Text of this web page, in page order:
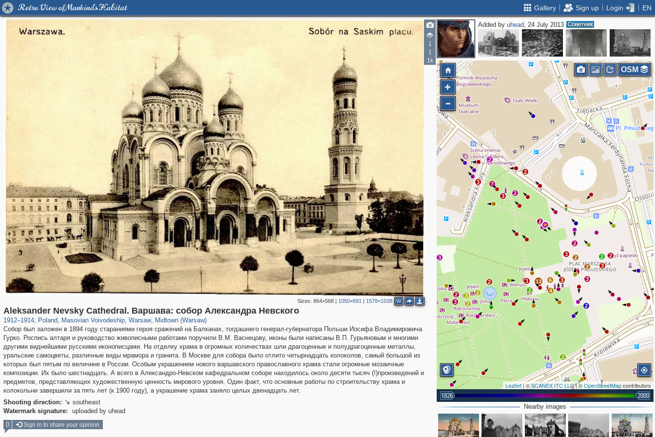
Retro View of Mankind's Habitat Gallery Sign up Login EN
1
1
1k
Sizes: 864×568| 1050×691 | 1578×1038 W
Aleksander Nevsky Cathedral. Варшава: собор Александра Невского
1912–1914, Poland
15,503 342
, Masovian Voivodeship
4,271 88
, Warsaw
3,816 80
, Midtown (Warsaw)
3,017 66
Собор был заложен в 1894 году стараниями героя сражений на Балканах, тогдашнего генерал-губернатора Польши Иосифа Владимировича
Гурко. Роспись алтаря и руководство живописными работами поручили В.М. Васнецову, иконы были написаны В.П. Гурьяновым и многими
другими виднейшими русскими иконописцами. На отделку храма в огромных количествах шли драгоценные и полудрагоценные металлы,
уральские самоцветы, различные виды мрамора и гранита. В Москве для собора было отлито четырнадцать колоколов, самый большой из
которых был пятым по величине в России. Особым украшением нового варшавского православного храма стали огромные мозаичные
композиции. Их было шестнадцать. А всего в Александро-Невском кафедральном соборе находилось около десяти тысяч (!)произведений и
предметов, представляющих художественную ценность мирового уровня. Один факт, что основные работы по строительству храма и
колокольни завершили за пять лет (к 1900 году), а украшение храма заняло целых двенадцать лет.
Shooting direction:  southeast
Watermark signature:
uploaded by uhead
Added byuhead, 24 July 2013
2
3
3
2 3
2
2
2
3
3
3
2
2
3
2
5
3
6
13
3
2
2
2 4
2
2
3
3
2
2
2
Leaflet| ©SCANEX ITC LLC| ©OpenStreetMapcontributors
1826 2000
OSM
Nearby images
0 Sign in to share your opinion